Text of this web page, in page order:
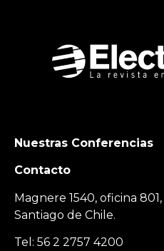
Nuestras Conferencias
Contacto
Magnere 1540, oficina
Santiago de Chile.
Tel: 56 2 2757 4200